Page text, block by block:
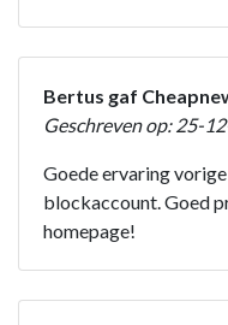
Bertus gaf
Geschreven op: 25-
Goede ervaring
blockaccount. Goed
homepage!